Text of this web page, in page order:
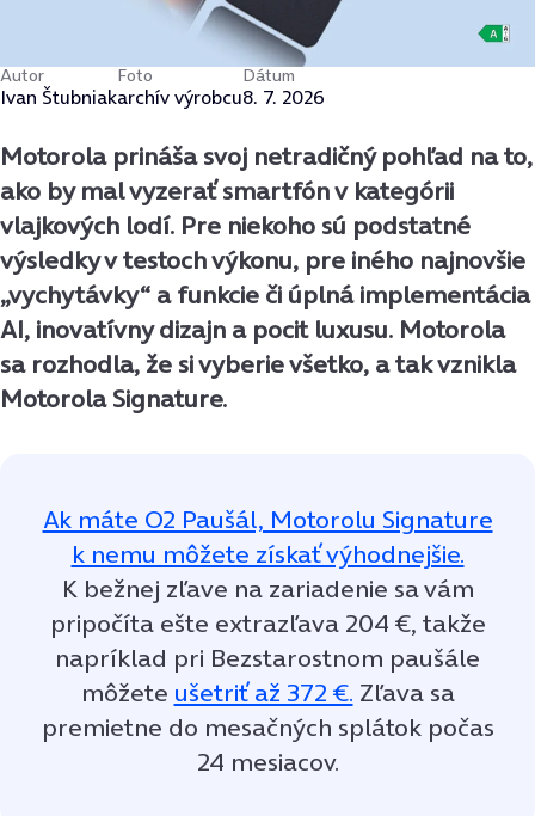
Autor
Ivan Štubniak
Foto
archív výrobcu
Dátum
8. 7. 2026
Motorola prináša svoj netradičný pohľad na to,
ako by mal vyzerať smartfón v kategórii
vlajkových lodí. Pre niekoho sú podstatné
výsledky v testoch výkonu, pre iného najnovšie
„vychytávky“ a funkcie či úplná implementácia
AI, inovatívny dizajn a pocit luxusu. Motorola
sa rozhodla, že si vyberie všetko, a tak vznikla
Motorola Signature.
Ak máte O2 Paušál, Motorolu Signature
k nemu môžete získať výhodnejšie.
K bežnej zľave na zariadenie sa vám
pripočíta ešte extrazľava 204 €, takže
napríklad pri Bezstarostnom paušále
môžete ušetriť až 372 €. Zľava sa
premietne do mesačných splátok počas
24 mesiacov.